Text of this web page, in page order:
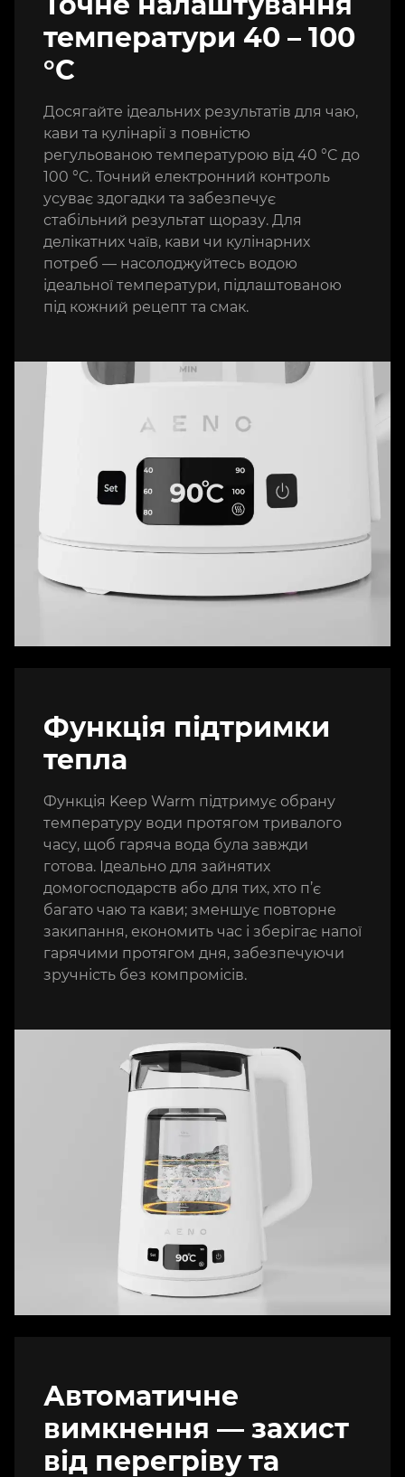
температури 40 – 100
°C
Досягайте ідеальних результатів для чаю,
кави та кулінарії з повністю
регульованою температурою від 40 °C до
100 °C. Точний електронний контроль
усуває здогадки та забезпечує
стабільний результат щоразу. Для
делікатних чаїв, кави чи кулінарних
потреб — насолоджуйтесь водою
ідеальної температури, підлаштованою
під кожний рецепт та смак.
Функція підтримки
тепла
Функція Keep Warm підтримує обрану
температуру води протягом тривалого
часу, щоб гаряча вода була завжди
готова. Ідеально для зайнятих
домогосподарств або для тих, хто п’є
багато чаю та кави; зменшує повторне
закипання, економить час і зберігає напої
гарячими протягом дня, забезпечуючи
зручність без компромісів.
Автоматичне
вимкнення — захист
від перегріву та